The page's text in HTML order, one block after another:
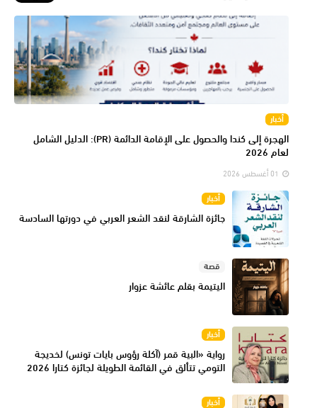
أخبار
الهجرة إلى كندا والحصول على الإقامة الدائمة (PR): الدليل الشامل
لعام 2026
01 أغسطس 2026
أخبار
جائزة الشارقة لنقد الشعر العربي في دورتها السادسة
قصة
اليتيمة بقلم عائشة عزوار
أخبار
رواية «البية قمر (آكلة رؤوس بايات تونس) لخديجة
التومي تتألق في القائمة الطويلة لجائزة كتارا 2026
أخبار